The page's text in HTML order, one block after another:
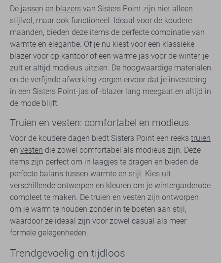
De jassen en blazers van Sisters Point zijn niet alleen
stijlvol, maar ook functioneel. Ideaal voor de koudere
maanden, bieden deze items de perfecte combinatie van
warmte en elegantie. Of je nu kiest voor een klassieke
blazer voor op kantoor of een warme jas voor de winter, je
zult er altijd modieus uitzien. De hoogwaardige materialen
en de verfijnde afwerking zorgen ervoor dat je investering
in een Sisters Point-jas of -blazer lang meegaat en altijd in
de mode blijft.
Truien en vesten: comfortabel en modieus
Voor de koudere dagen biedt Sisters Point een reeks truien
en vesten die zowel comfortabel als modieus zijn. Deze
items zijn perfect om in laagjes te dragen en bieden de
perfecte balans tussen warmte en stijl. Kies uit
verschillende ontwerpen en kleuren om je wintergarderobe
compleet te maken. De truien en vesten zijn ontworpen
om je warm te houden zonder in te boeten aan stijl,
waardoor ze ideaal zijn voor zowel casual als meer
formele gelegenheden.
Trendgevoelig en tijdloos